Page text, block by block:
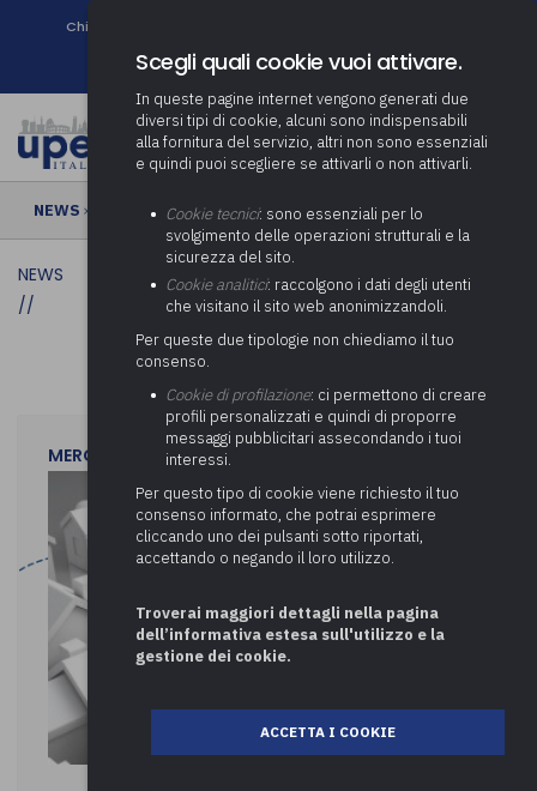
Chi siamo
Newsletter
NEWS ›
NEWS
//
MERCOLEDì 29 LUGLIO 2026
Scegli quali cookie vuoi attivare.
In queste pagine internet vengono generati due
diversi tipi di cookie, alcuni sono indispensabili
alla fornitura del servizio, altri non sono essenziali
e quindi puoi scegliere se attivarli o non attivarli.
Cookie tecnici: sono essenziali per lo
svolgimento delle operazioni strutturali e la
sicurezza del sito.
Cookie analitici: raccolgono i dati degli utenti
che visitano il sito web anonimizzandoli.
Per queste due tipologie non chiediamo il tuo
consenso.
Cookie di profilazione: ci permettono di creare
profili personalizzati e quindi di proporre
messaggi pubblicitari assecondando i tuoi
interessi.
Per questo tipo di cookie viene richiesto il tuo
consenso informato, che potrai esprimere
cliccando uno dei pulsanti sotto riportati,
accettando o negando il loro utilizzo.
Troverai maggiori dettagli nella pagina
dell’informativa estesa sull'utilizzo e la
gestione dei cookie.
ACCETTA I COOKIE